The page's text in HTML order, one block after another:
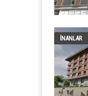
İNANLAR